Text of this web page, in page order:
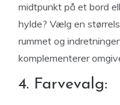
midtpunkt på et bord
hylde? Vælg en
rummet og
komplementerer
4. Farvevalg: